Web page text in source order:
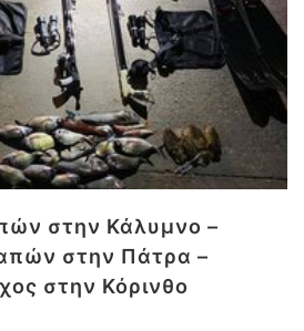
στην Κάλυμνο –
στην Πάτρα –
στην Κόρινθο